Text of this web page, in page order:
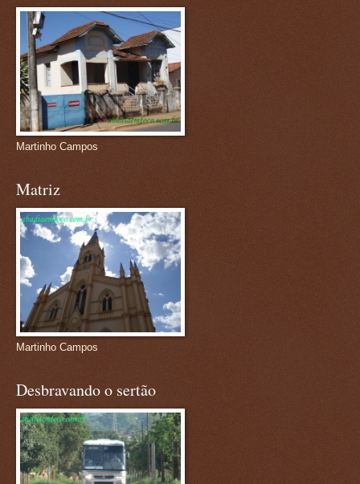
Martinho Campos
Matriz
Martinho Campos
Desbravando o sertão